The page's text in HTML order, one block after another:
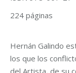
224 páginas
Hernán Galindo
los que los
del Artista, de su